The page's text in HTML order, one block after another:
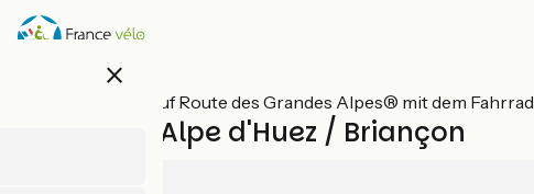
Direkt
zum
close
Alle Etappen auf Route des Grandes Alpes® mit dem Fahrrad
Variante L'Alpe d'Huez / Briançon